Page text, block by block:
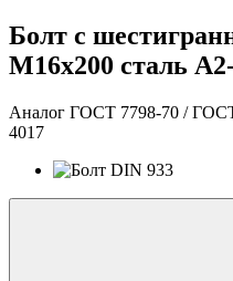
Болт с
М16х200 сталь
Аналог ГОСТ 7798-70 /
4017